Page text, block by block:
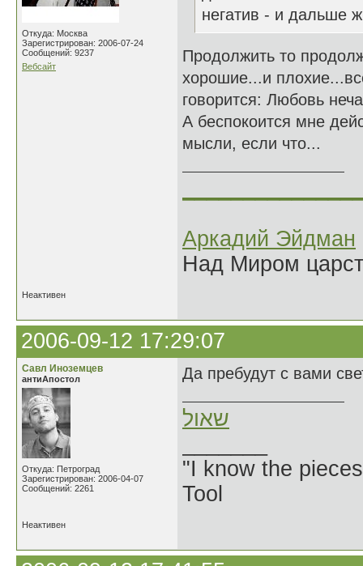
Откуда: Москва
Зарегистрирован: 2006-07-24
Сообщений: 9237
Вебсайт
негатив - и дальше
Продолжить то
хорошие...и
говорится: Любовь
А беспокоится мне
мысли, если что...
Аркадий Эйдман
Над Миром
Неактивен
2006-09-12 17:29:07
Савл Иноземцев
антиАпостол
Откуда: Петроград
Зарегистрирован: 2006-04-07
Сообщений: 2261
Да пребудут с вами
שאול
"I know the
Tool
Неактивен